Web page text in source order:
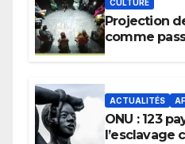
CULTURE
Projection
comme
ACTUALITÉS
ONU : 123